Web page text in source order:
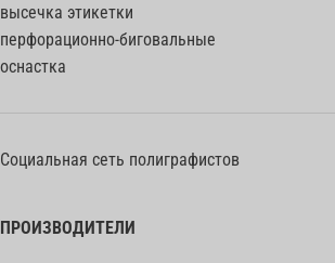
высечка этикетки
перфорационно-биговальные
оснастка
Социальная сеть полиграфистов
ПРОИЗВОДИТЕЛИ